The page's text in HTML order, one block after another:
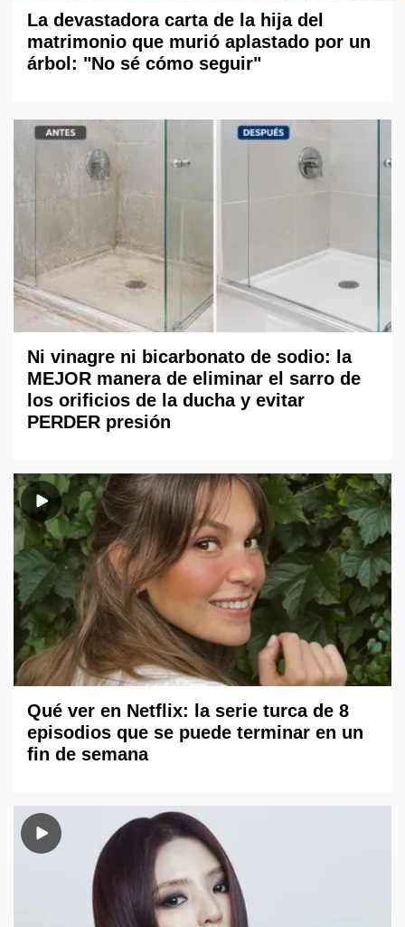
La devastadora carta de la hija del
matrimonio que murió aplastado por un
árbol: "No sé cómo seguir"
Ni vinagre ni bicarbonato de sodio: la
MEJOR manera de eliminar el sarro de
los orificios de la ducha y evitar
PERDER presión
Qué ver en Netflix: la serie turca de 8
episodios que se puede terminar en un
fin de semana